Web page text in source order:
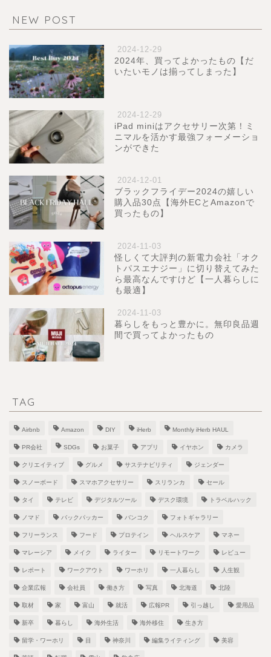
NEW POST
2024-12-29
2024年、買ってよかったもの【だ
いたいモノは揃ってしまった】
2024-12-29
iPad miniはアクセサリー次第！ミ
ニマルを活かす最強フォーメーショ
ンができた
2024-12-01
ブラックフライデー2024の嬉しい
購入品30点【海外ECとAmazonで
買ったもの】
2024-11-03
怪しくて大評判の新電力会社「オク
トパスエナジー」に切り替えてみた
ら最高なんですけど【一人暮らしに
も最適】
2024-11-03
暮らしをもっと豊かに。無印良品週
間で買ってよかったもの
TAG
Airbnb Amazon DIY iHerb Monthly iHerb HAUL
PR会社 SDGs お菓子 アプリ イヤホン カメラ
クリエイティブ グルメ サステナビリティ ジェンダー
スノーボード スマホアクセサリー スリランカ セール
タイ テレビ デジタルツール デスク環境 トラベルハック
ノマド バックパッカー バンコク フォトギャラリー
フリーランス フード プロテイン ヘルスケア マネー
マレーシア メイク ライター リモートワーク レビュー
レポート ワークアウト ワーホリ 一人暮らし 人生観
企業広報 会社員 働き方 写真 北海道 北陸
取材 家 富山 就活 広報PR 引っ越し 愛用品
新卒 暮らし 海外生活 海外移住 生き方
留学・ワーホリ 目 神奈川 編集ライティング 美容